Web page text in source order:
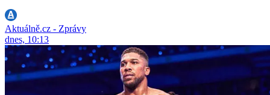
Aktuálně.cz - Zprávy
dnes, 10:13